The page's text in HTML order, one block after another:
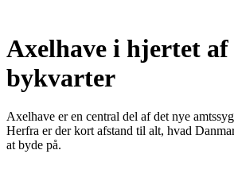
Axelhave i hjertet
bykvarter
Axelhave er en central del af det nye
Herfra er der kort afstand til alt, hvad
at byde på.